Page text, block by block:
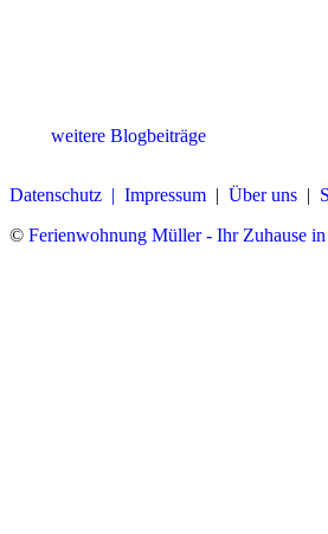
weitere Blogbeiträge
Datenschutz | Impressum | Über uns |
© Ferienwohnung Müller - Ihr Zuhause